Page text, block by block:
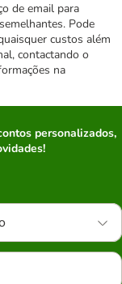
de email para
Pode
custos além
contactando o
na
personalizados,